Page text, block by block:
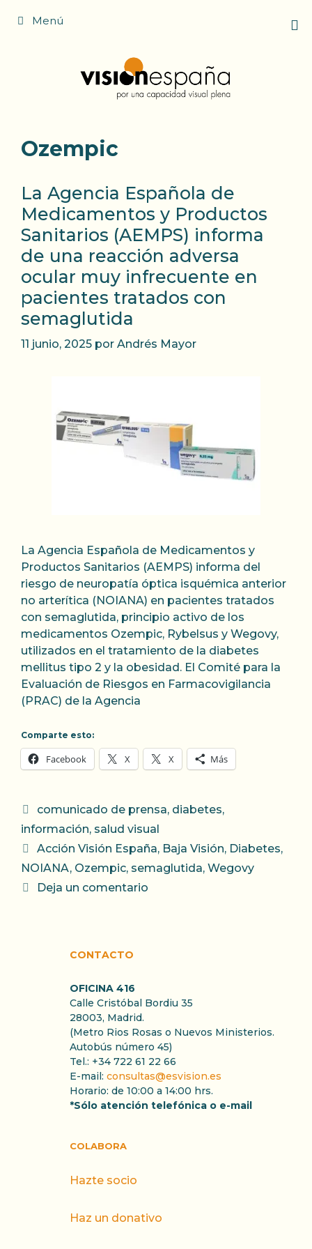
Menú
Ozempic
La Agencia Española de
Medicamentos y Productos
Sanitarios (AEMPS) informa
de una reacción adversa
ocular muy infrecuente en
pacientes tratados con
semaglutida
11 junio, 2025 por Andrés Mayor
La Agencia Española de Medicamentos y
Productos Sanitarios (AEMPS) informa del
riesgo de neuropatía óptica isquémica anterior
no arterítica (NOIANA) en pacientes tratados
con semaglutida, principio activo de los
medicamentos Ozempic, Rybelsus y Wegovy,
utilizados en el tratamiento de la diabetes
mellitus tipo 2 y la obesidad. El Comité para la
Evaluación de Riesgos en Farmacovigilancia
(PRAC) de la Agencia
Comparte esto:
Facebook X X Más
Categorías
comunicado de prensa, diabetes,
información, salud visual
Etiquetas
Acción Visión España, Baja Visión, Diabetes,
NOIANA, Ozempic, semaglutida, Wegovy
Deja un comentario
CONTACTO
OFICINA 416
Calle Cristóbal Bordiu 35
28003, Madrid.
(Metro Rios Rosas o Nuevos Ministerios.
Autobús número 45)
Tel.: +34 722 61 22 66
E-mail: consultas@esvision.es
Horario: de 10:00 a 14:00 hrs.
*Sólo atención telefónica o e-mail
COLABORA
Hazte socio
Haz un donativo